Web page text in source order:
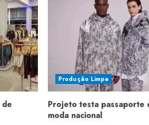
Produção Limpa
Projeto testa passaporte
moda nacional